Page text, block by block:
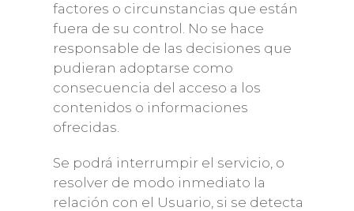
factores o circunstancias que están
fuera de su control. No se hace
responsable de las decisiones que
pudieran adoptarse como
consecuencia del acceso a los
contenidos o informaciones
ofrecidas.
Se podrá interrumpir el servicio, o
resolver de modo inmediato la
relación con el Usuario, si se detecta